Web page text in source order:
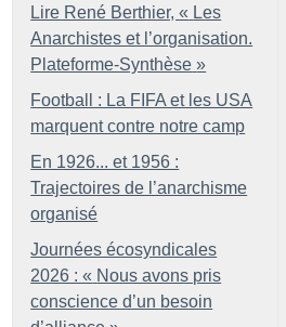
Lire René Berthier, « Les
Anarchistes et l’organisation.
Plateforme-Synthèse »
Football : La FIFA et les USA
marquent contre notre camp
En 1926... et 1956 :
Trajectoires de l’anarchisme
organisé
Journées écosyndicales
2026 : « Nous avons pris
conscience d’un besoin